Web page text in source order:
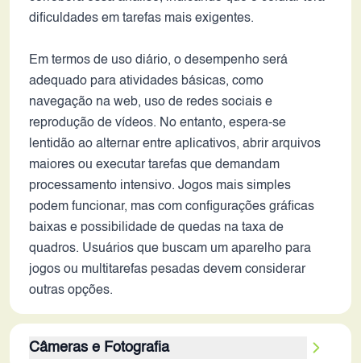
dificuldades em tarefas mais exigentes.
Em termos de uso diário, o desempenho será
adequado para atividades básicas, como
navegação na web, uso de redes sociais e
reprodução de vídeos. No entanto, espera-se
lentidão ao alternar entre aplicativos, abrir arquivos
maiores ou executar tarefas que demandam
processamento intensivo. Jogos mais simples
podem funcionar, mas com configurações gráficas
baixas e possibilidade de quedas na taxa de
quadros. Usuários que buscam um aparelho para
jogos ou multitarefas pesadas devem considerar
outras opções.
Câmeras e Fotografia